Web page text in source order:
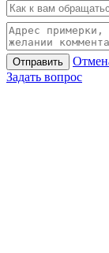
Отправить
Задать вопрос